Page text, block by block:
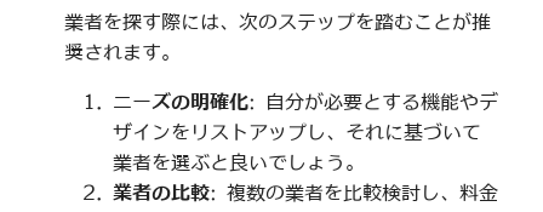
業者を探す際には、次のステップを踏むことが推
奨されます。
ニーズの明確化: 自分が必要とする機能やデ
ザインをリストアップし、それに基づいて
業者を選ぶと良いでしょう。
業者の比較: 複数の業者を比較検討し、料金